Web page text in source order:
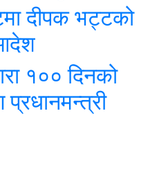
दीपक भट्टको
१०० दिनको
प्रधानमन्त्री